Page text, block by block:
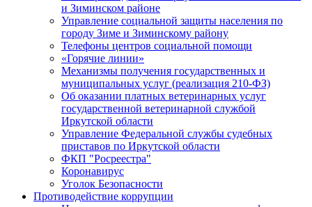
и Зиминском районе
Управление социальной защиты населения по
городу Зиме и Зиминскому району
Телефоны центров социальной помощи
«Горячие линии»
Механизмы получения государственных и
муниципальных услуг (реализация 210-ФЗ)
Об оказании платных ветеринарных услуг
государственной ветеринарной службой
Иркутской области
Управление Федеральной службы судебных
приставов по Иркутской области
ФКП "Росреестра"
Коронавирус
Уголок Безопасности
Противодействие коррупции